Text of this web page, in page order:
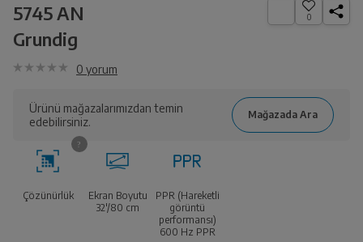
5745 AN
Grundig
0
0 yorum
Ürünü mağazalarımızdan temin
edebilirsiniz.
Çözünürlük
Ekran Boyutu
32'/80 cm
PPR (Hareketli
görüntü
performansı)
600 Hz PPR